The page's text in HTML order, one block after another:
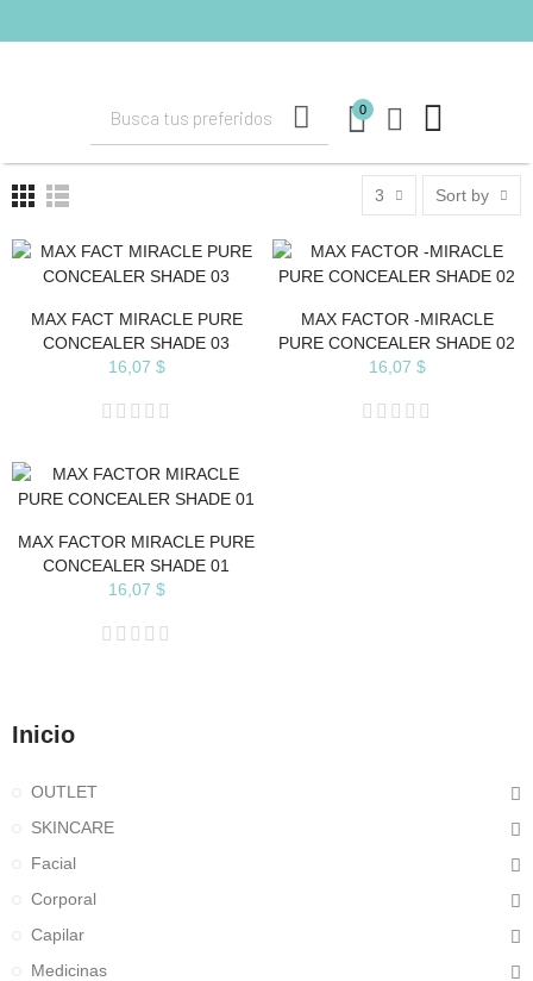
0
3 Sort by
MAX FACT MIRACLE PURE
CONCEALER SHADE 03
16,07 $
MAX FACTOR -MIRACLE
PURE CONCEALER SHADE 02
16,07 $
MAX FACTOR MIRACLE PURE
CONCEALER SHADE 01
16,07 $
Inicio
OUTLET
SKINCARE
Facial
Corporal
Capilar
Medicinas